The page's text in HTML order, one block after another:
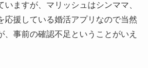
いますが、マリッシュはシンママ、
応援している婚活アプリなので当然
、事前の確認不足ということがいえ